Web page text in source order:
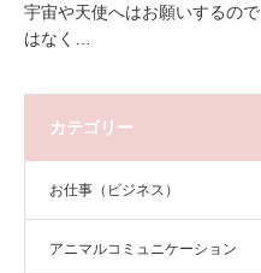
宇宙や天使へはお願いするので
はなく…
カテゴリー
お仕事（ビジネス）
アニマルコミュニケーション